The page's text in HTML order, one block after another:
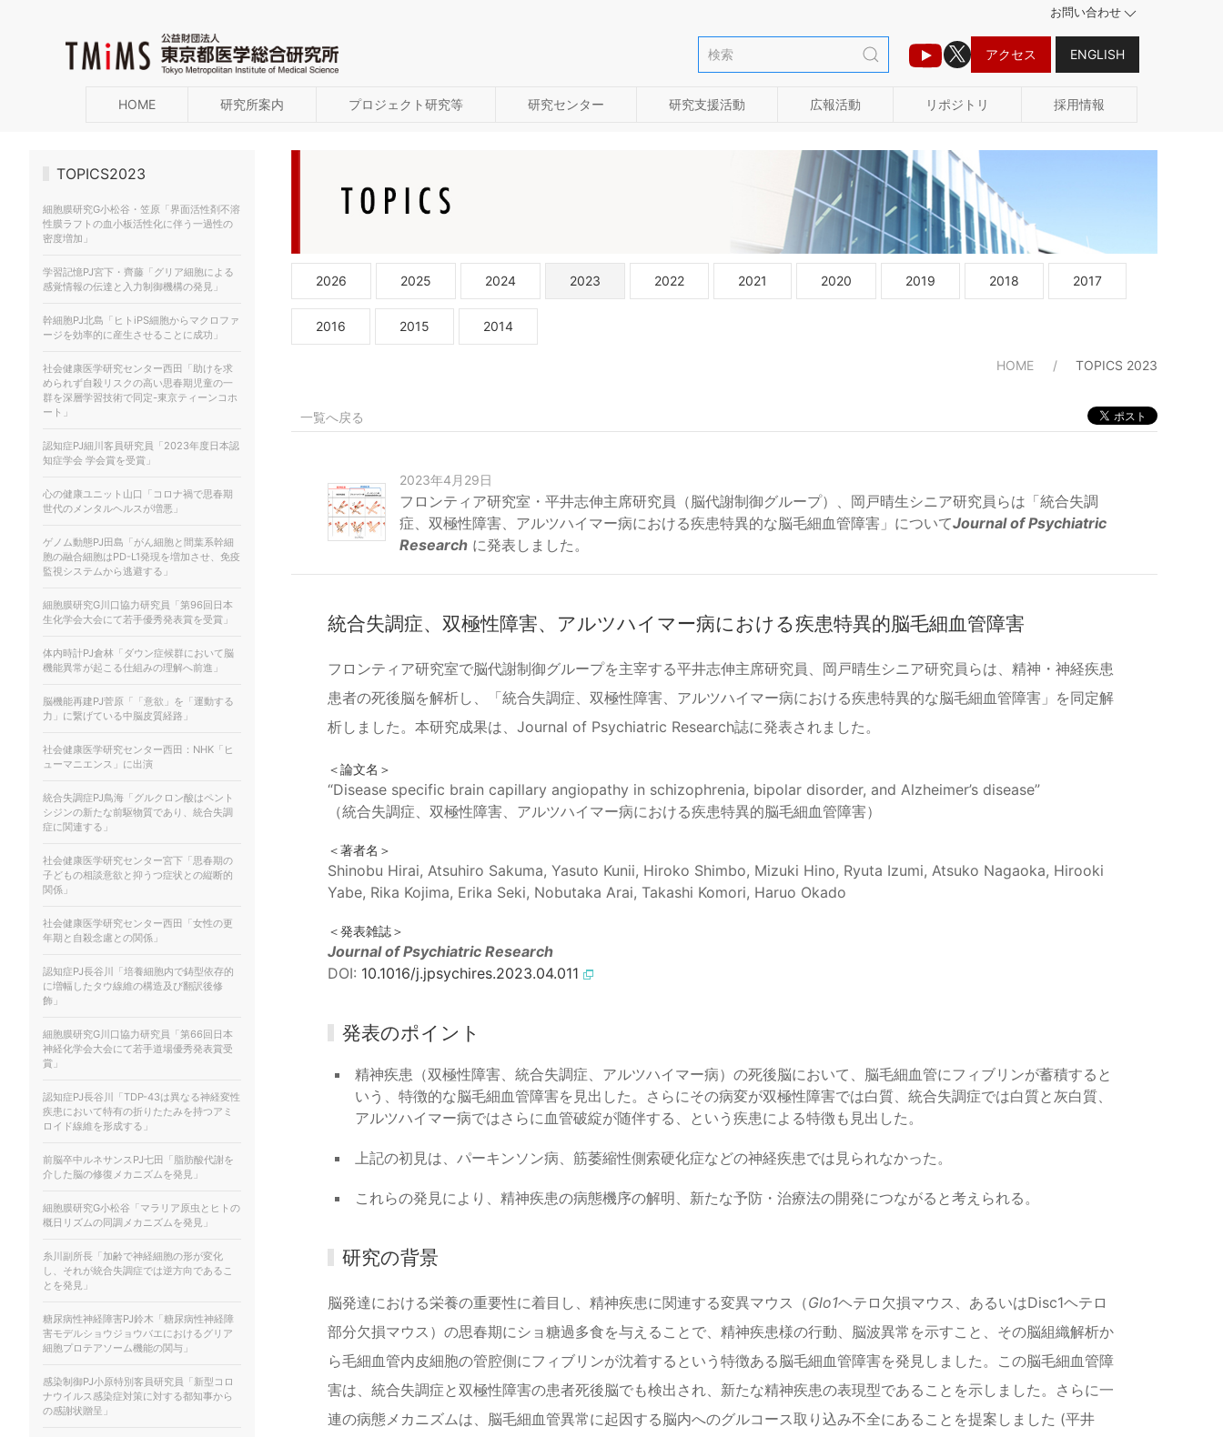
お問い合わせ
アクセス ENGLISH
HOME 研究所案内 プロジェクト研究等 研究センター 研究支援活動 広報活動 リポジトリ 採用情報
TOPICS2023
細胞膜研究G⼩松⾕・笠原「界面活性剤不溶
性膜ラフトの血小板活性化に伴う一過性の
密度増加」
学習記憶PJ宮下・齊藤「グリア細胞による
感覚情報の伝達と入力制御機構の発見」
幹細胞PJ北島「ヒトiPS細胞からマクロファ
ージを効率的に産生させることに成功」
社会健康医学研究センター西田「助けを求
められず自殺リスクの高い思春期児童の一
群を深層学習技術で同定-東京ティーンコホ
ート」
認知症PJ細川客員研究員「2023年度日本認
知症学会 学会賞を受賞」
心の健康ユニット山口「コロナ禍で思春期
世代のメンタルヘルスが増悪」
ゲノム動態PJ田島「がん細胞と間葉系幹細
胞の融合細胞はPD-L1発現を増加させ、免疫
監視システムから逃避する」
細胞膜研究G川口協力研究員「第96回日本
生化学会大会にて若手優秀発表賞を受賞」
体内時計PJ倉林「ダウン症候群において脳
機能異常が起こる仕組みの理解へ前進」
脳機能再建PJ菅原「「意欲」を「運動する
力」に繋げている中脳皮質経路」
社会健康医学研究センター西田：NHK「ヒ
ューマニエンス」に出演
統合失調症PJ鳥海「グルクロン酸はペント
シジンの新たな前駆物質であり、統合失調
症に関連する」
社会健康医学研究センター宮下「思春期の
子どもの相談意欲と抑うつ症状との縦断的
関係」
社会健康医学研究センター西田「女性の更
年期と自殺念慮との関係」
認知症PJ長谷川「培養細胞内で鋳型依存的
に増幅したタウ線維の構造及び翻訳後修
飾」
細胞膜研究G川口協力研究員「第66回日本
神経化学会大会にて若手道場優秀発表賞受
賞」
認知症PJ長谷川「TDP-43は異なる神経変性
疾患において特有の折りたたみを持つアミ
ロイド線維を形成する」
前脳卒中ルネサンスPJ七田「脂肪酸代謝を
介した脳の修復メカニズムを発見」
細胞膜研究G⼩松⾕「マラリア原⾍とヒトの
概⽇リズムの同調メカニズムを発⾒」
糸川副所長「加齢で神経細胞の形が変化
し、それが統合失調症では逆方向であるこ
とを発見」
糖尿病性神経障害PJ鈴木「糖尿病性神経障
害モデルショウジョウバエにおけるグリア
細胞プロテアソーム機能の関与」
感染制御PJ小原特別客員研究員「新型コロ
ナウイルス感染症対策に対する都知事から
の感謝状贈呈」
2026 2025 2024 2023 2022 2021 2020 2019 2018 2017
2016 2015 2014
HOME TOPICS 2023
一覧へ戻る
2023年4月29日
フロンティア研究室・平井志伸主席研究員（脳代謝制御グループ）、岡戸晴生シニア研究員らは「統合失調
症、双極性障害、アルツハイマー病における疾患特異的な脳毛細血管障害」についてJournal of Psychiatric
Research に発表しました。
統合失調症、双極性障害、アルツハイマー病における疾患特異的脳毛細血管障害
フロンティア研究室で脳代謝制御グループを主宰する平井志伸主席研究員、岡戸晴生シニア研究員らは、精神・神経疾患
患者の死後脳を解析し、「統合失調症、双極性障害、アルツハイマー病における疾患特異的な脳毛細血管障害」を同定解
析しました。本研究成果は、Journal of Psychiatric Research誌に発表されました。
＜論文名＞
“Disease specific brain capillary angiopathy in schizophrenia, bipolar disorder, and Alzheimer’s disease”
（統合失調症、双極性障害、アルツハイマー病における疾患特異的脳毛細血管障害）
＜著者名＞
Shinobu Hirai, Atsuhiro Sakuma, Yasuto Kunii, Hiroko Shimbo, Mizuki Hino, Ryuta Izumi, Atsuko Nagaoka, Hirooki
Yabe, Rika Kojima, Erika Seki, Nobutaka Arai, Takashi Komori, Haruo Okado
＜発表雑誌＞
Journal of Psychiatric Research
DOI: 10.1016/j.jpsychires.2023.04.011
発表のポイント
精神疾患（双極性障害、統合失調症、アルツハイマー病）の死後脳において、脳毛細血管にフィブリンが蓄積すると
いう、特徴的な脳毛細血管障害を見出した。さらにその病変が双極性障害では白質、統合失調症では白質と灰白質、
アルツハイマー病ではさらに血管破綻が随伴する、という疾患による特徴も見出した。
上記の初見は、パーキンソン病、筋萎縮性側索硬化症などの神経疾患では見られなかった。
これらの発見により、精神疾患の病態機序の解明、新たな予防・治療法の開発につながると考えられる。
研究の背景
脳発達における栄養の重要性に着目し、精神疾患に関連する変異マウス（Glo1ヘテロ欠損マウス、あるいはDisc1ヘテロ
部分欠損マウス）の思春期にショ糖過多食を与えることで、精神疾患様の行動、脳波異常を示すこと、その脳組織解析か
ら毛細血管内皮細胞の管腔側にフィブリンが沈着するという特徴ある脳毛細血管障害を発見しました。この脳毛細血管障
害は、統合失調症と双極性障害の患者死後脳でも検出され、新たな精神疾患の表現型であることを示しました。さらに一
連の病態メカニズムは、脳毛細血管異常に起因する脳内へのグルコース取り込み不全にあることを提案しました (平井